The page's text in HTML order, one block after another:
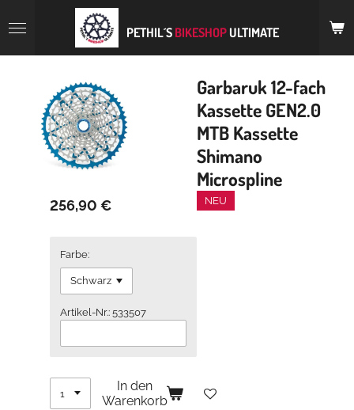
Hauptinhalt
PETHIL´S BIKESHOP ULTIMATE
Garbaruk 12-fach
Kassette GEN2.0
MTB Kassette
Shimano
Microspline
NEU
256,90 €
Farbe:
Artikel-Nr.: 533507
In den
Warenkorb